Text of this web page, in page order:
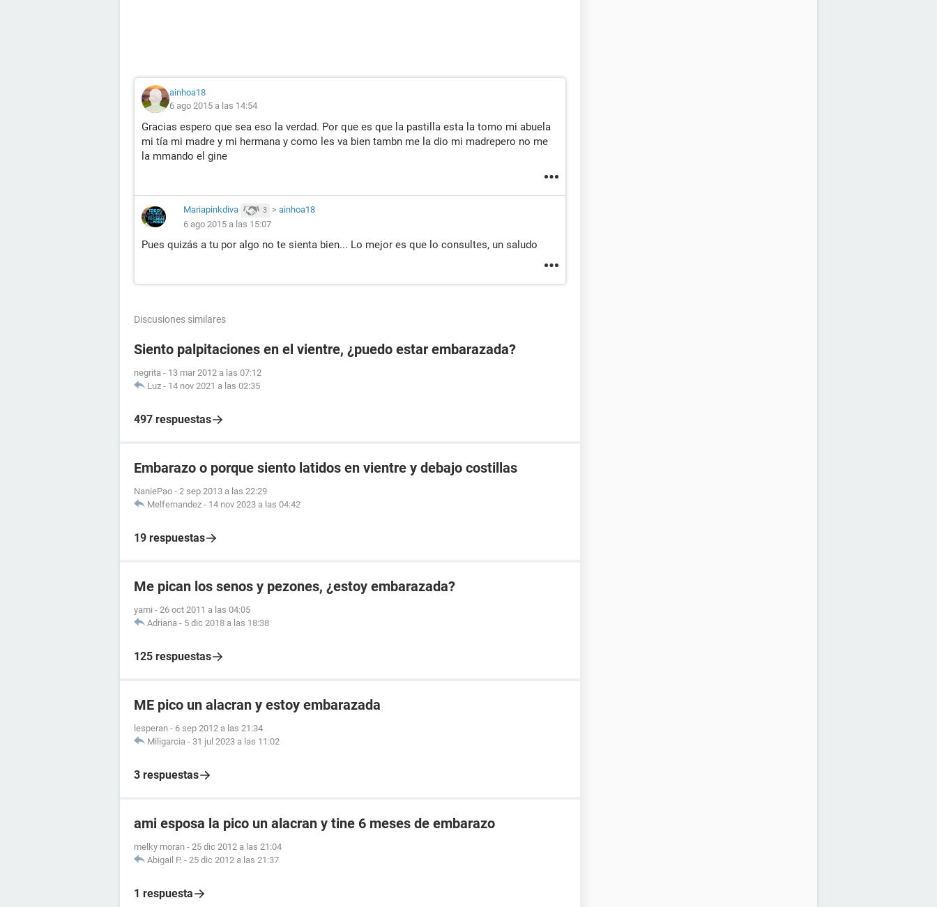
ainhoa18
6 ago 2015 a las 14:54
Gracias espero que sea eso la verdad. Por que es que la pastilla esta la tomo mi abuela
mi tía mi madre y mi hermana y como les va bien tambn me la dio mi madrepero no me
la mmando el gine
Mariapinkdiva 3 > ainhoa18
6 ago 2015 a las 15:07
Pues quizás a tu por algo no te sienta bien... Lo mejor es que lo consultes, un saludo
Discusiones similares
Siento palpitaciones en el vientre, ¿puedo estar embarazada?
negrita - 13 mar 2012 a las 07:12
Luz - 14 nov 2021 a las 02:35
497 respuestas
Embarazo o porque siento latidos en vientre y debajo costillas
NaniePao - 2 sep 2013 a las 22:29
Melfernandez - 14 nov 2023 a las 04:42
19 respuestas
Me pican los senos y pezones, ¿estoy embarazada?
yami - 26 oct 2011 a las 04:05
Adriana - 5 dic 2018 a las 18:38
125 respuestas
ME pico un alacran y estoy embarazada
lesperan - 6 sep 2012 a las 21:34
Miligarcia - 31 jul 2023 a las 11:02
3 respuestas
ami esposa la pico un alacran y tine 6 meses de embarazo
melky moran - 25 dic 2012 a las 21:04
Abigail P. - 25 dic 2012 a las 21:37
1 respuesta